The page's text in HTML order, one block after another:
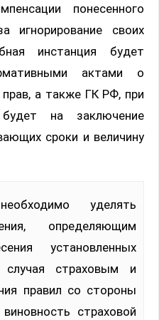
понесенного
своих
инстанция будет
актами о
а также ГК РФ, при
на заключение
сроки и величину
определяющим
установленных
случая страховым и
правил со стороны
страховой